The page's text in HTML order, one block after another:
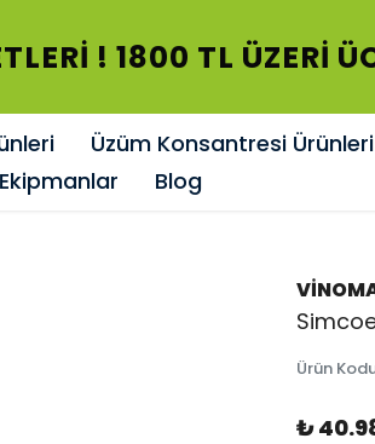
! 1800 TL ÜZERİ
Üzüm Konsantresi Ürünleri
Blog
Ürün
₺